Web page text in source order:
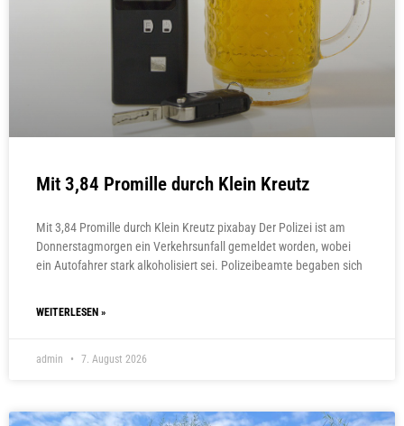
Mit 3,84 Promille durch Klein Kreutz
Mit 3,84 Promille durch Klein Kreutz pixabay Der Polizei ist am
Donnerstagmorgen ein Verkehrsunfall gemeldet worden, wobei
ein Autofahrer stark alkoholisiert sei. Polizeibeamte begaben sich
WEITERLESEN »
admin 7. August 2026